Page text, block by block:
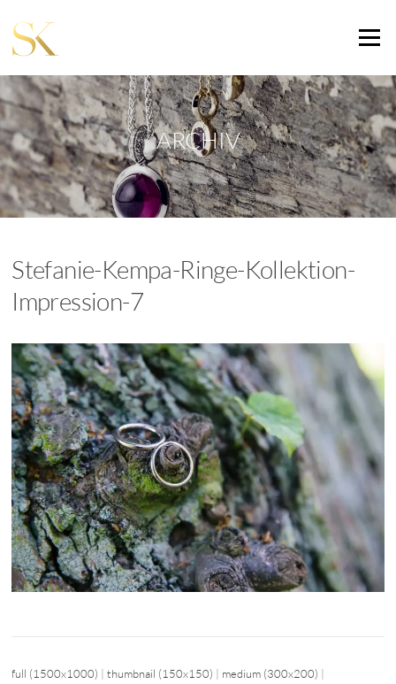
Inhalt
springen
Menü
ARCHIV
Stefanie-Kempa-Ringe-Kollektion-
Impression-7
full (1500x1000) |thumbnail (150x150) | medium (300x200) |